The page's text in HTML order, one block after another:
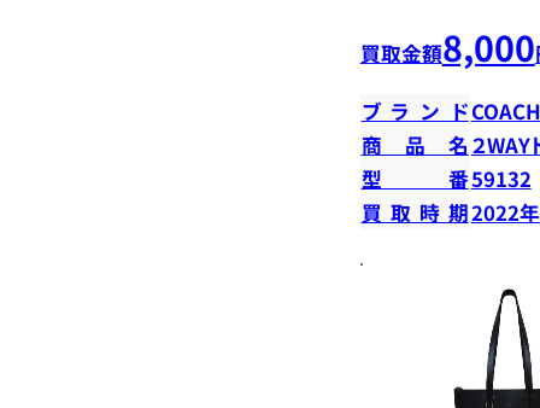
買取金額8,000
ブランドCOACH
商品名 ２WAY
型番59132
買取時期2022